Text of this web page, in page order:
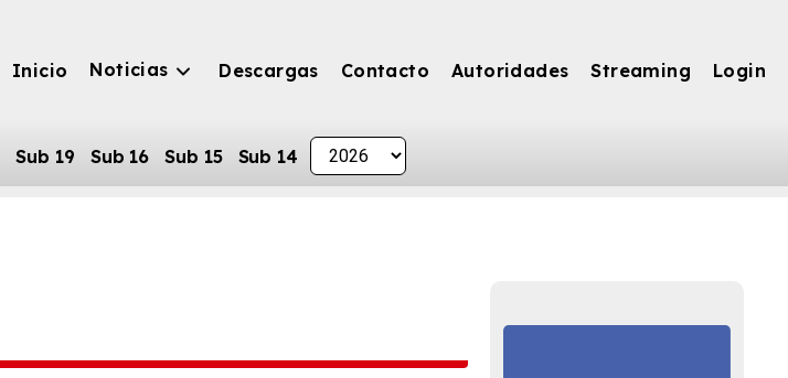
Inicio Noticias Descargas Contacto Autoridades Streaming Login
Sub 19 Sub 16 Sub 15 Sub 14